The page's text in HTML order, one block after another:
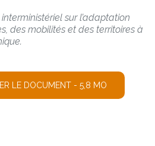
sur l’adaptation
des mobilités et des territoires à
LE DOCUMENT - 5,8 MO